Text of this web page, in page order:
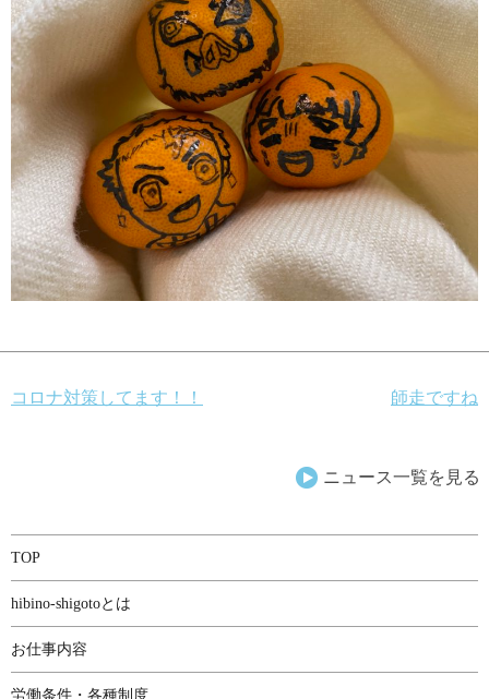
投
ゲ
ー
シ
ョ
コロナ対策してます！！ 師走ですね
ニュース一覧を見る
TOP
hibino-shigotoとは
お仕事内容
労働条件・各種制度